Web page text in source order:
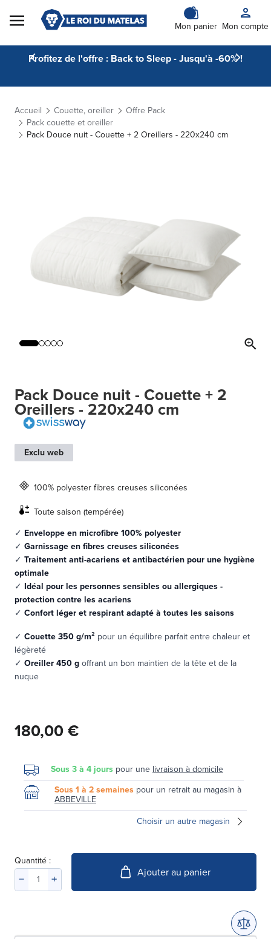
Skip to Content
Mon panier Mon compte
Profitez de l'offre : Back to Sleep - Jusqu'à -60% !
Accueil Couette, oreiller
Offre Pack
Pack couette et oreiller
Pack Douce nuit - Couette + 2 Oreillers - 220x240 cm
Pack Douce nuit - Couette + 2
Oreillers - 220x240 cm
Exclu web
100% polyester fibres creuses siliconées
Toute saison (tempérée)
✓ Enveloppe en microfibre 100% polyester
✓ Garnissage en fibres creuses siliconées
✓ Traitement anti-acariens et antibactérien pour une hygiène
optimale
✓ Idéal pour les personnes sensibles ou allergiques -
protection contre les acariens
✓ Confort léger et respirant adapté à toutes les saisons
✓ Couette 350 g/m² pour un équilibre parfait entre chaleur et
légèreté
✓ Oreiller 450 goffrant un bon maintien de la tête et de la
nuque
180,00 €
Sous 3 à 4 jours pour une livraison à domicile
Sous 1 à 2 semaines pour un retrait au magasin à
ABBEVILLE
Choisir un autre magasin
Quantité :
Ajouter au panier